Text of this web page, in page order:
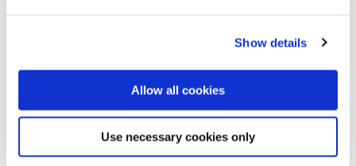
Show details
Allow all cookies
Use necessary cookies only